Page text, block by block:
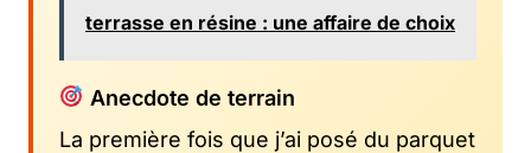
terrasse en résine : une affaire de choix
Anecdote de terrain
La première fois que j’ai posé du parquet